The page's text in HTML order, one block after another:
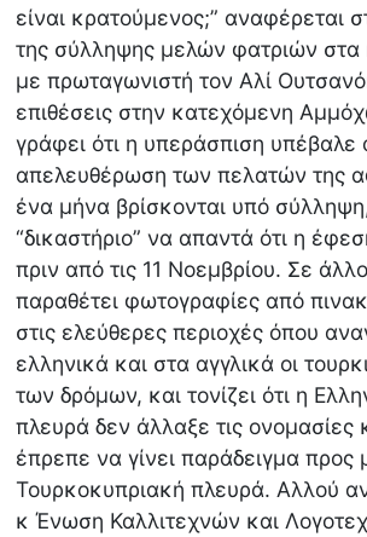
είναι κρατούμενος;” αναφέρεται
της σύλληψης μελών φατριών στα
με πρωταγωνιστή τον Αλί
επιθέσεις στην κατεχόμενη
γράφει ότι η υπεράσπιση υπέβαλε
απελευθέρωση των πελατών της
ένα μήνα βρίσκονται υπό
“δικαστήριο” να απαντά ότι η
πριν από τις 11 Νοεμβρίου. Σε
παραθέτει φωτογραφίες από
στις ελεύθερες περιοχές όπου
ελληνικά και στα αγγλικά οι
των δρόμων, και τονίζει ότι η
πλευρά δεν άλλαξε τις ονομασίες
έπρεπε να γίνει παράδειγμα προς
Τουρκοκυπριακή πλευρά. Αλλού
κ Ένωση Καλλιτεχνών και